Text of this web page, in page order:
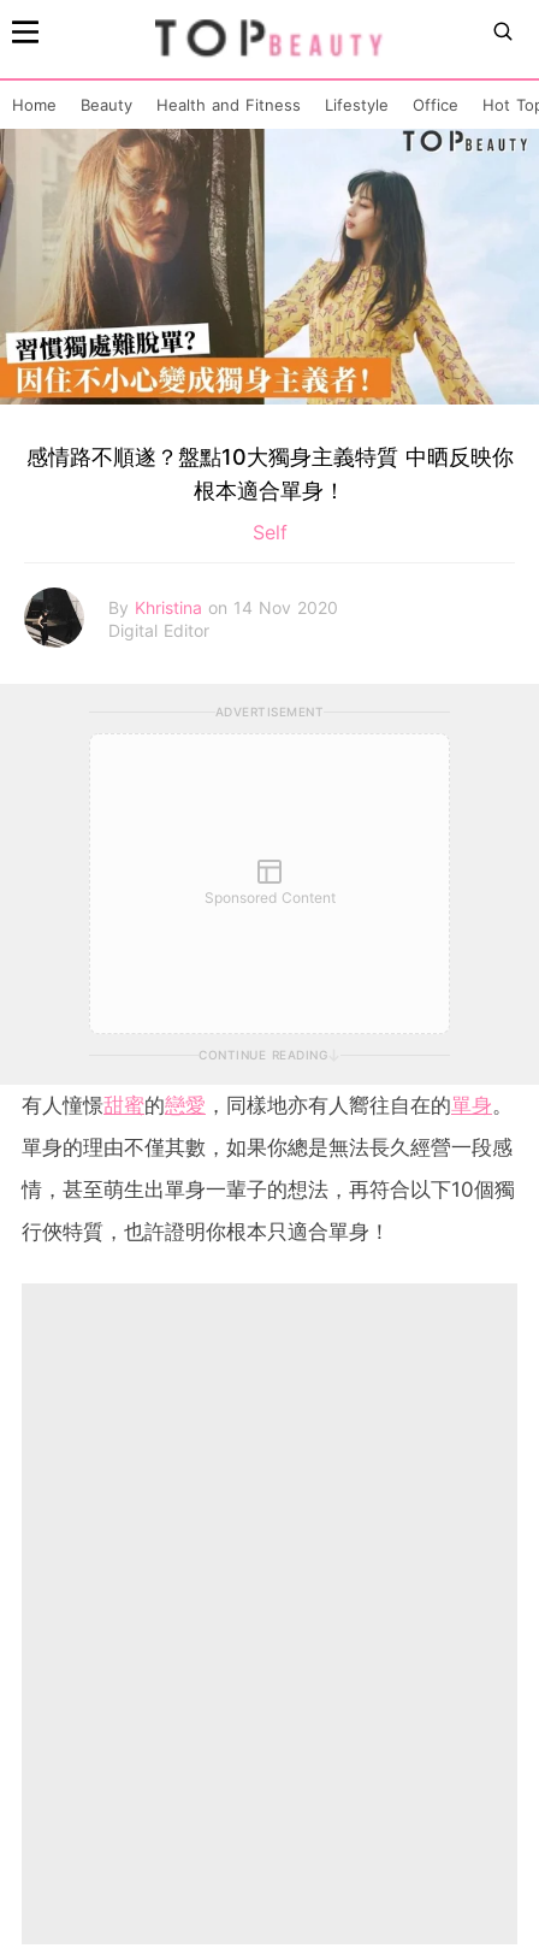
Home Beauty Health and Fitness Lifestyle Office Hot
感情路不順遂？盤點10大獨身主義特質 中晒反映你
根本適合單身！
Self
By Khristina on 14 Nov 2020
Digital Editor
ADVERTISEMENT
Sponsored Content
CONTINUE READING
有人憧憬甜蜜的戀愛 ，同樣地亦有人嚮往自在的單身。
單身的理由不僅其數，如果你總是無法長久經營一段感
情，甚至萌生出單身一輩子的想法，再符合以下10個獨
行俠特質，也許證明你根本只適合單身！